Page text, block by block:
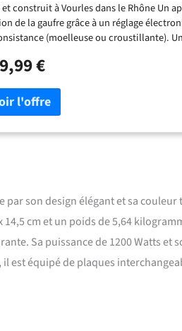
et construit à Vourles dans le Rhône Un
de la gaufre grâce à un réglage
(moelleuse ou croustillante).
Un revêtement antiadhésif double
sonore indiquent la fin du
Multifonction: plaques interchangeables
couche empêche la pâte de coller.
pratique et facile à utiliser: Le
et vous avertissent lorsque
est réversible sur socle pour une
et facile à nettoyer: Avec la même
€
par son design élégant et sa
14,5 cm et un poids de 5,64
Sa puissance de 1200 Watts et
est équipé de plaques